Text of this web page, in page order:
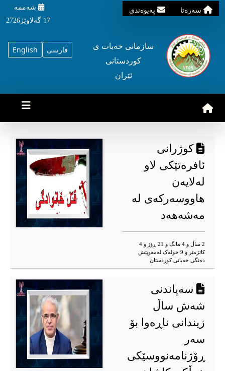
سه‌ره‌تا په‌یوه‌ندی
شه‌ممه‌
17 گه‌لاوێژ2726
English فارسی
سازمانی خه‌بات ی
کوردستانی
ئێران
کوژرانی
ئافرەتێکی لاو
لەلایەن
هاووسەرکەی لە
مەشەهەد
2 ساڵ و 4 مانگ و 21 ڕۆژ و 4
کاتژمێر و 9 خوله‌ک له‌مه‌وپێش‌
دەنگی خەباتی کوردستان
سەپاندنی
شەش ساڵ
زیندانی ناڕەوا بۆ
سەر
ڕۆژنامەنووسێکی